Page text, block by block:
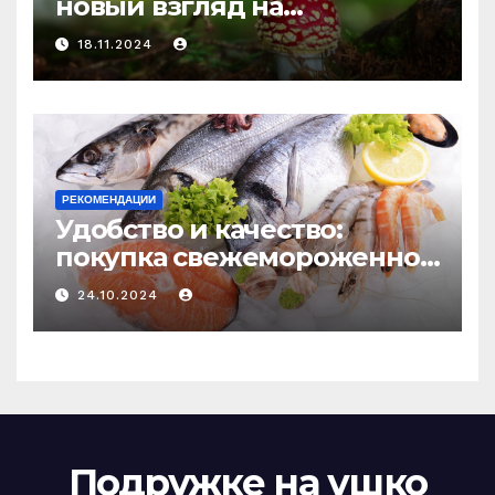
психоделику
18.11.2024
РЕКОМЕНДАЦИИ
Удобство и качество:
покупка свежемороженной
рыбы онлайн
24.10.2024
Подружке на ушко